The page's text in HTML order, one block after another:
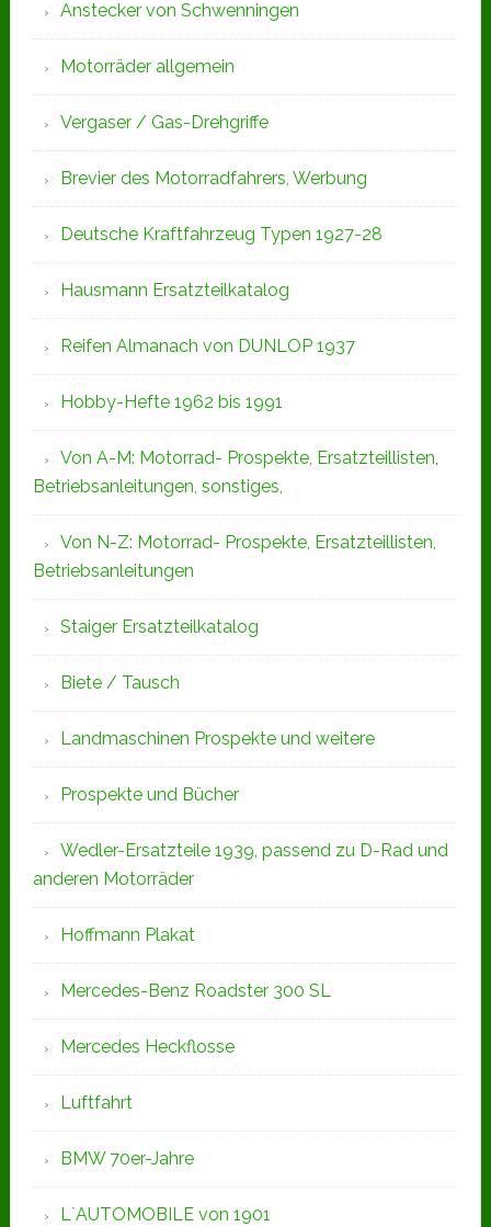
Anstecker von Schwenningen
Motorräder allgemein
Vergaser / Gas-Drehgriffe
Brevier des Motorradfahrers, Werbung
Deutsche Kraftfahrzeug Typen 1927-28
Hausmann Ersatzteilkatalog
Reifen Almanach von DUNLOP 1937
Hobby-Hefte 1962 bis 1991
Von A-M: Motorrad- Prospekte, Ersatzteillisten,
Betriebsanleitungen, sonstiges,
Von N-Z: Motorrad- Prospekte, Ersatzteillisten,
Betriebsanleitungen
Staiger Ersatzteilkatalog
Biete / Tausch
Landmaschinen Prospekte und weitere
Prospekte und Bücher
Wedler-Ersatzteile 1939, passend zu D-Rad und
anderen Motorräder
Hoffmann Plakat
Mercedes-Benz Roadster 300 SL
Mercedes Heckflosse
Luftfahrt
BMW 70er-Jahre
L`AUTOMOBILE von 1901